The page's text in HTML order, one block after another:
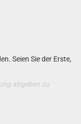
Seien Sie der Erste,
abgeben zu